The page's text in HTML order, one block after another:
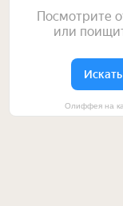
Олиффея на